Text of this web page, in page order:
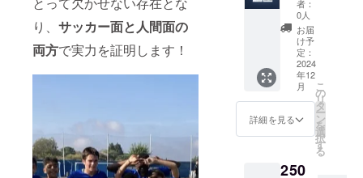
り、 サッカー面と人間面の
両方で実力を証明します！
きない
ことが
多いた
め、音
声通話
の可能
性が高
いで
の8月末
ん。
・ご
購入者
様は、
備考欄
また
伺いさ
せてい
ただき
ます。
際にお
会いさ
せてい
ただ
き、一
緒に
ボール
を蹴っ
たり、
色々な
記念撮
・藍士
のお気
に入り
の移動
着（長
袖）に
広告を
入れさ
せてい
ただき
ンで着
者：
0人
お届
け予
定：
2024
年12
月
詳細を見る
こ
の
リ
タ
ー
ン
を
選
択
す
る
250